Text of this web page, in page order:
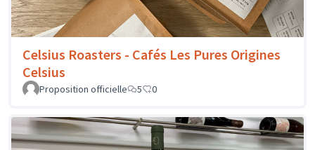
Celsius Roasters - Cafés Les Pures Origines
Celsius
Proposition officielle 5 0